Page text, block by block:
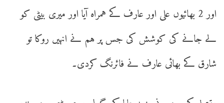
اور 2 بھائیوں علی اور عارف کے ہمراہ آیا اور میری بیٹی کو
لے جانے کی کوشش کی جس پر ہم نے انہیں روکا تو
شارق کے بھائی عارف نے فائرنگ کردی۔